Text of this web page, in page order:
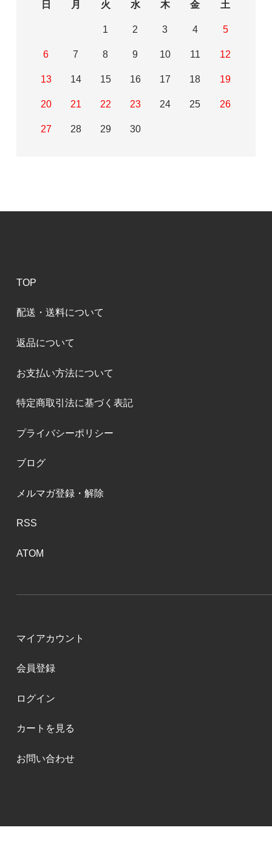
日
月 火 水 木 金 土
1 2 3 4 5
6 7 8 9 10 11 12
13 14 15 16 17 18 19
20 21 22 23 24 25 26
27 28 29 30
TOP
配送・送料について
返品について
お支払い方法について
特定商取引法に基づく表記
プライバシーポリシー
ブログ
メルマガ登録・解除
RSS
ATOM
マイアカウント
会員登録
ログイン
カートを見る
お問い合わせ